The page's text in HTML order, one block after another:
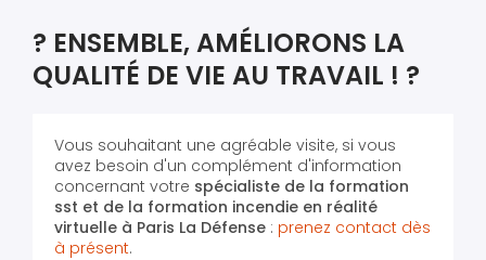
? ENSEMBLE, AMÉLIORONS LA
QUALITÉ DE VIE AU TRAVAIL ! ?
Vous souhaitant une agréable visite, si vous
avez besoin d'un complément d'information
concernant votre spécialiste de la formation
sst et de la formation incendie en réalité
virtuelle à Paris La Défense : prenez contact dès
à présent.